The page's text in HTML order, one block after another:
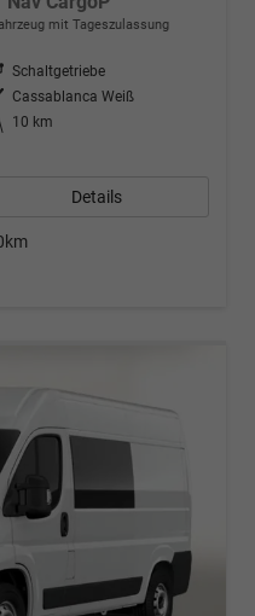
mit Tageszulassung
Schaltgetriebe
Cassablanca Weiß
10 km
Details